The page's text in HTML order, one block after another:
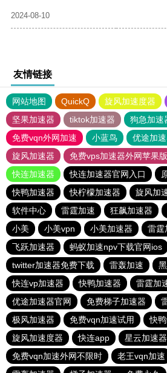
2024-08-10
友情链接
网站地图 QuickQ 旋风加速度器
坚果加速器
tiktok加速器
狗急加速
免费vqn外网加速
小蓝鸟 优途加
旋风加速器
免费vps加速器外网苹果版
快连加速器
快连加速器官网入口
快鸭加速器
快柠檬加速器 旋风加
软件中心
雷霆加速 狂飙加速器
小美
小美vpn 小美加速器
雷霆
飞跃加速器
蚂蚁加速npv下载官网ios
twitter加速器免费下载
雷轰加速
快连vp加速器
快鸭加速器 雷霆加
优途加速器官网
免费梯子加速器
极风加速器
免费vqn加速试用
快
旋风加速度器
快连app
星云加速器
免费vqn加速外网不限时
老王vqn加速